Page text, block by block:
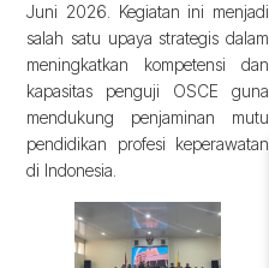
Juni 2026. Kegiatan ini menjadi
salah satu upaya strategis dalam
meningkatkan kompetensi dan
kapasitas penguji OSCE guna
mendukung penjaminan mutu
pendidikan profesi keperawatan
di Indonesia.